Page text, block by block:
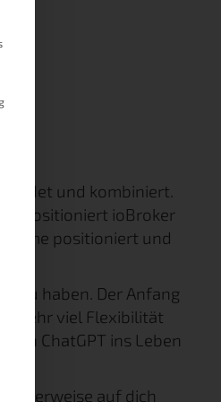
und kombiniert.
positioniert ioBroker
Home positioniert und
zu haben. Der Anfang
sehr viel Flexibilität
von ChatGPT ins Leben
auf dich